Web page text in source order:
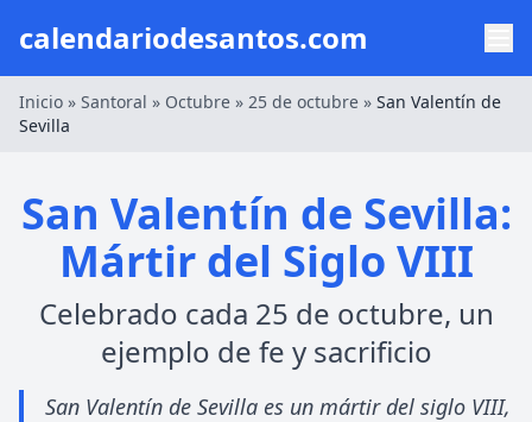
calendariodesantos.com
Inicio » Santoral » Octubre » 25 de octubre » San Valentín de
Sevilla
San Valentín de Sevilla:
Mártir del Siglo VIII
Celebrado cada 25 de octubre, un
ejemplo de fe y sacrificio
San Valentín de Sevilla es un mártir del siglo VIII,